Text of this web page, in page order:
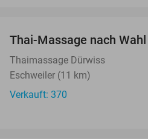
Thai-Massage nach
Thaimassage Dürwiss
Eschweiler (11 km)
Verkauft: 370